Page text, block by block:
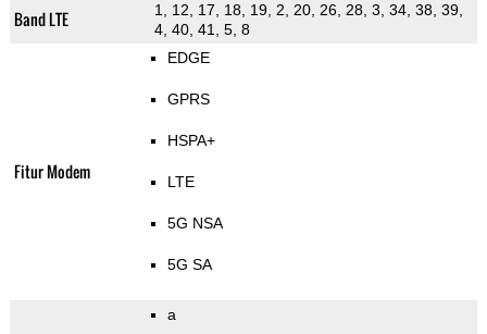
Band LTE
1, 12, 17, 18, 19, 2, 20, 26, 28, 3, 34, 38, 39,
4, 40, 41, 5, 8
Fitur Modem
EDGE
GPRS
HSPA+
LTE
5G NSA
5G SA
a